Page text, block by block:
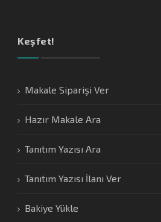
Keşfet!
Makale Siparişi Ver
Hazır Makale Ara
Tanıtım Yazısı Ara
Tanıtım Yazısı İlanı Ver
Bakiye Yükle